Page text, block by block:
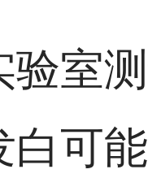
验室
可